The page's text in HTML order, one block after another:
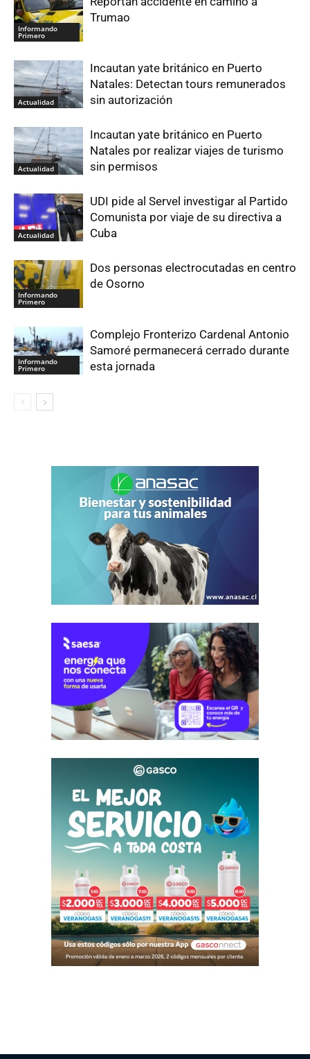
Informando
Primero
Trumao
Actualidad
Incautan yate británico en Puerto
Natales: Detectan tours remunerados
sin autorización
Actualidad
Incautan yate británico en Puerto
Natales por realizar viajes de turismo
sin permisos
Actualidad
UDI pide al Servel investigar al Partido
Comunista por viaje de su directiva a
Cuba
Informando
Primero
Dos personas electrocutadas en centro
de Osorno
Informando
Primero
Complejo Fronterizo Cardenal Antonio
Samoré permanecerá cerrado durante
esta jornada